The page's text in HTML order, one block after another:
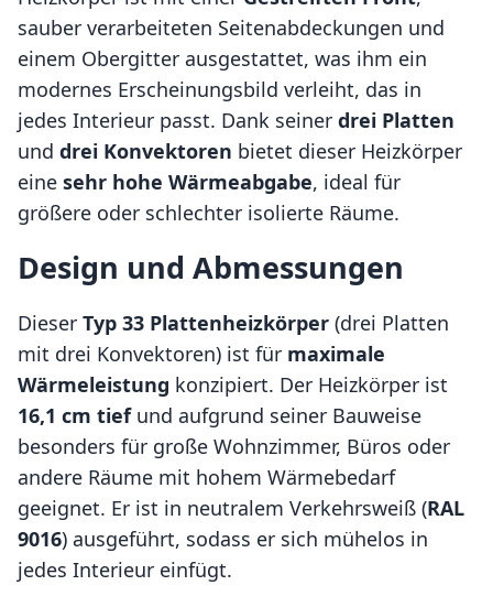
sauber verarbeiteten Seitenabdeckungen und
einem Obergitter ausgestattet, was ihm ein
modernes Erscheinungsbild verleiht, das in
jedes Interieur passt. Dank seiner drei Platten
und drei Konvektoren bietet dieser Heizkörper
eine sehr hohe Wärmeabgabe, ideal für
größere oder schlechter isolierte Räume.
Design und Abmessungen
Dieser Typ 33 Plattenheizkörper (drei Platten
mit drei Konvektoren) ist für maximale
Wärmeleistung konzipiert. Der Heizkörper ist
16,1 cm tiefund aufgrund seiner Bauweise
besonders für große Wohnzimmer, Büros oder
andere Räume mit hohem Wärmebedarf
geeignet. Er ist in neutralem Verkehrsweiß (RAL
9016) ausgeführt, sodass er sich mühelos in
jedes Interieur einfügt.